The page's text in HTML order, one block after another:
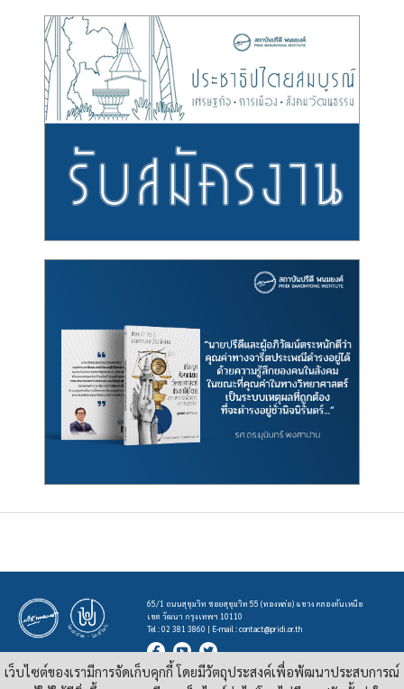
65/1 ถนนสุขุมวิท ซอยสุขุมวิท 55 (ทองหล่อ) แขวง คลองตันเหนือ
เขต วัฒนา กรุงเทพฯ 10110
Tel : 02 381 3860 | E-mail :contact@pridi.or.th
บทความ รูปภาพ และสื่ออื่นๆ ที่มีสัญลักษณ์ของสถาบันปรีดี พนมยงค์ ในเว็บไซต์https://pridi.or.th
เว็บไซต์ของเรามีการจัดเก็บคุกกี้ โดยมีวัตถุประสงค์เพื่อพัฒนาประสบการณ์